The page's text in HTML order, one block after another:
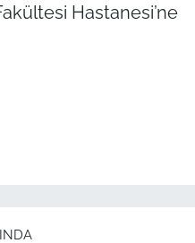
Hastanesi’ne